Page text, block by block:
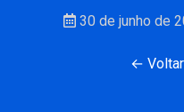
30 de junho de
←